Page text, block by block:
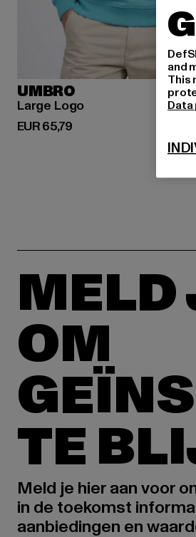
UMBRO
Large Logo
EUR 65,79
Huidige prijs: EUR 65,79
MELD
OM
TE
Meld je hier aan voor
in de toekomst
aanbiedingen en
and
This